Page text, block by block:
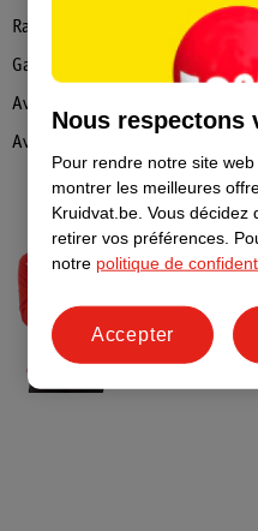
Rappel & Retour
Garantie
Avis de sécurité
Avis
Nous respectons
Pour rendre notre site
montrer les meilleures
Kruidvat.be. Vous décidez
retirer vos préférences.
notre politique de
Accepter